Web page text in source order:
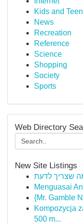
Kids and
News
Recreation
Reference
Science
Shopping
Society
Sports
Web Directory
New Site Listings
שצריך לדעת
Menguasai
{Mr. Gamble
Kompozycja
500 m...